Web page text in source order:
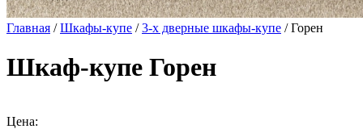
Главная /Шкафы-купе /3-х дверные шкафы-купе / Горен
Шкаф-купе Горен
Цена: